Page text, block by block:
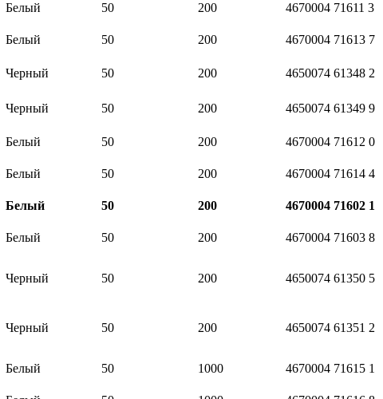
Белый 50 200 4670004 71611 3
Белый 50 200 4670004 71613 7
Черный 50 200 4650074 61348 2
Черный 50 200 4650074 61349 9
Белый 50 200 4670004 71612 0
Белый 50 200 4670004 71614 4
Белый 50 200 4670004 71602 1
Белый 50 200 4670004 71603 8
Черный 50 200 4650074 61350 5
Черный 50 200 4650074 61351 2
Белый 50 1000 4670004 71615 1